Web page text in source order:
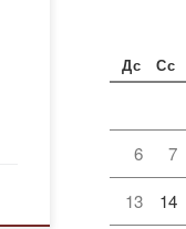
Дс Сс
6 7
13 14